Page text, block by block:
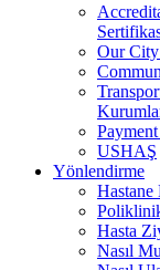
Our
USHAŞ
Yönlendirme
Hasta
Nasıl